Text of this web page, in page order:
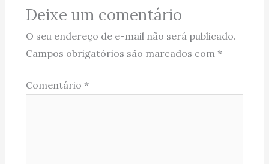
Deixe um comentário
O seu endereço de e-mail não será publicado.
Campos obrigatórios são marcados com *
Comentário *